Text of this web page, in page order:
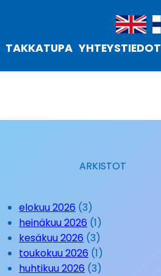
TAKKATUPA YHTEYSTIEDOT
ARKISTOT
elokuu 2026 (3)
heinäkuu 2026 (1)
kesäkuu 2026 (3)
toukokuu 2026 (1)
huhtikuu 2026 (3)